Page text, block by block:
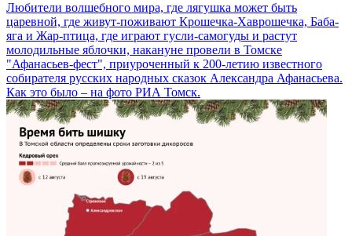
Любители волшебного мира, где лягушка может быть
царевной, где живут-поживают Крошечка-Хаврошечка, Баба-
яга и Жар-птица, где играют гусли-самогуды и растут
молодильные яблочки, накануне провели в Томске
"Афанасьев-фест", приуроченный к 200-летию известного
собирателя русских народных сказок Александра Афанасьева.
Как это было – на фото РИА Томск.